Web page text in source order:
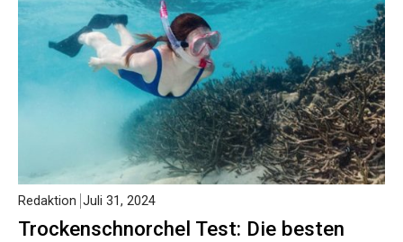
Trockenschnorchel Test: Die besten
Redaktion Juli 31, 2024